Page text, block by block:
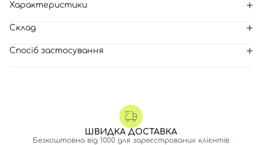
Характеристики
Склад
Спосіб застосування
ШВИДКА ДОСТАВКА
Безкоштовна від 1000 для зареєстрованих клієнтів